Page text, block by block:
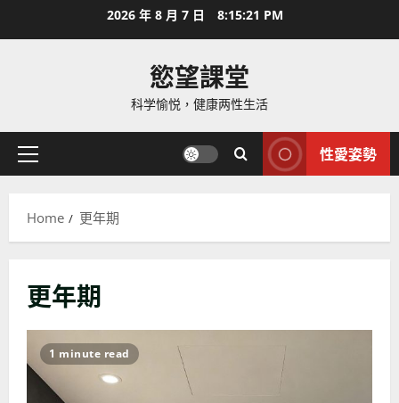
2026 年 8 月 7 日 8:15:23 PM
慾望課堂
科学愉悦，健康两性生活
Primary
性愛姿勢
Home 更年期
更年期
1 minute read